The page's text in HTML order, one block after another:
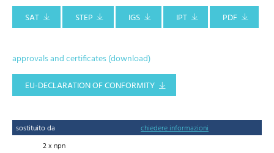
SAT
STEP IGS IPT PDF
approvals and certificates (download)
EU-DECLARATION OF CONFORMITY
sostituito da
chiedere informazioni
2 x npn